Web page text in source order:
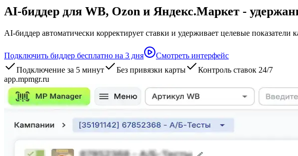
AI-биддер для WB, Ozon и Яндекс.Маркет -
AI-биддер автоматически корректирует ставки и удерживает целевые
Подключить биддер бесплатно на 3 дня
Смотреть интерфейс
Подключение за 5 минут
Без привязки карты
Контроль ставок 24/7
app.mpmgr.ru